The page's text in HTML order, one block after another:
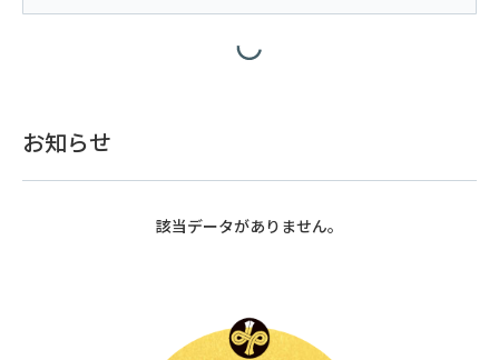
お知らせ
該当データがありません。